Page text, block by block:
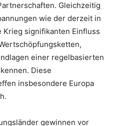
Gleichzeitig
wie der derzeit in
signifikanten Einfluss
einer regelbasierten
Diese
insbesondere Europa
gewinnen vor